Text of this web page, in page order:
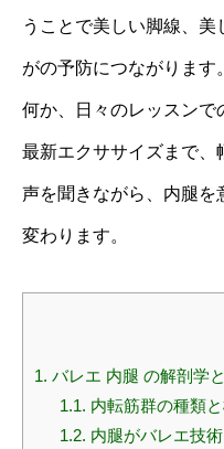
うことで美しい脚線、
がの予防につながります
何か、日々のレッスンで
最新エクササイズまで、
声を聞きながら、内腿を
変わります。
1. バレエ 内腿 の解剖学
1.1. 内転筋群の種類
1.2. 内腿がバレエ技